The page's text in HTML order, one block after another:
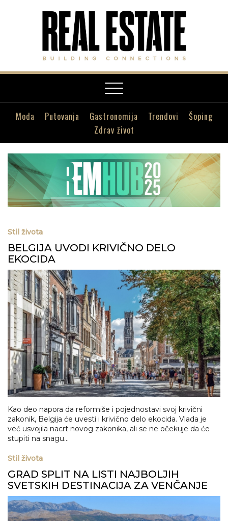
Toggle
navigation
Moda Putovanja Gastronomija Trendovi
Šoping
Zdrav život
Stil života
BELGIJA UVODI KRIVIČNO DELO
EKOCIDA
Kao deo napora da reformiše i pojednostavi svoj krivični
zakonik, Belgija će uvesti i krivično delo ekocida. Vlada je
već usvojila nacrt novog zakonika, ali se ne očekuje da će
stupiti na snagu...
Stil života
GRAD SPLIT NA LISTI NAJBOLJIH
SVETSKIH DESTINACIJA ZA VENČANJE